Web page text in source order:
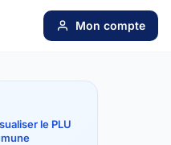
Mon compte
le PLU